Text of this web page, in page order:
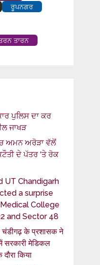
ਰੂਪਨਗਰ
ਤਾਰਨ
ਪੁਲਿਸ ਦਾ ਕਰ
ਜਾਖੜ
ਅਮਨ ਅਰੋੜਾ ਵੱਲੋਂ
ਦੇ ਪੱਤਰ ‘ਤੇ ਰੋਕ
UT Chandigarh
a surprise
College
and Sector 48
चंडीगढ़ के प्रशासक ने
मेडिकल
किया